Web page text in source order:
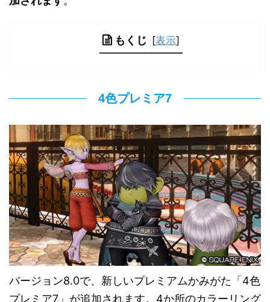
もくじ [表示]
4色プレミア7
バージョン8.0で、新しいプレミアムかみがた「4色
プレミア7」が追加されます。4か所のカラーリング